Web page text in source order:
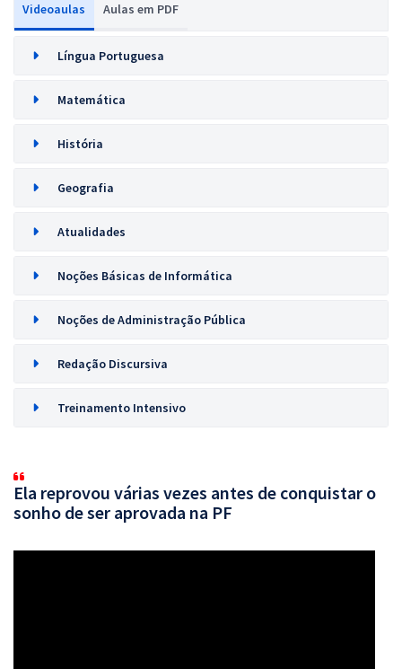
Videoaulas Aulas em PDF
Língua Portuguesa
Matemática
História
Geografia
Atualidades
Noções Básicas de Informática
Noções de Administração Pública
Redação Discursiva
Treinamento Intensivo
Ela reprovou várias vezes antes de conquistar o
sonho de ser aprovada na PF